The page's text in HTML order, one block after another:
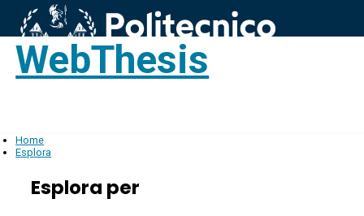
WebThesis
Home
Esplora
Esplora per